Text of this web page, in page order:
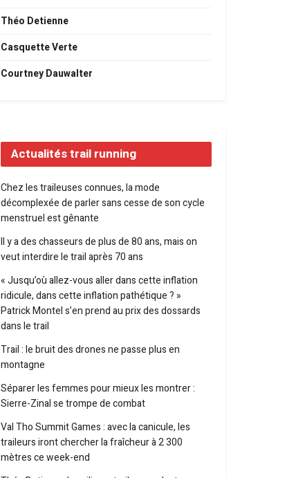
Théo Detienne
Casquette Verte
Courtney Dauwalter
Actualités trail running
Chez les traileuses connues, la mode
décomplexée de parler sans cesse de son cycle
menstruel est gênante
Il y a des chasseurs de plus de 80 ans, mais on
veut interdire le trail après 70 ans
« Jusqu’où allez-vous aller dans cette inflation
ridicule, dans cette inflation pathétique ? »
Patrick Montel s’en prend au prix des dossards
dans le trail
Trail : le bruit des drones ne passe plus en
montagne
Séparer les femmes pour mieux les montrer :
Sierre-Zinal se trompe de combat
Val Tho Summit Games : avec la canicule, les
traileurs iront chercher la fraîcheur à 2 300
mètres ce week-end